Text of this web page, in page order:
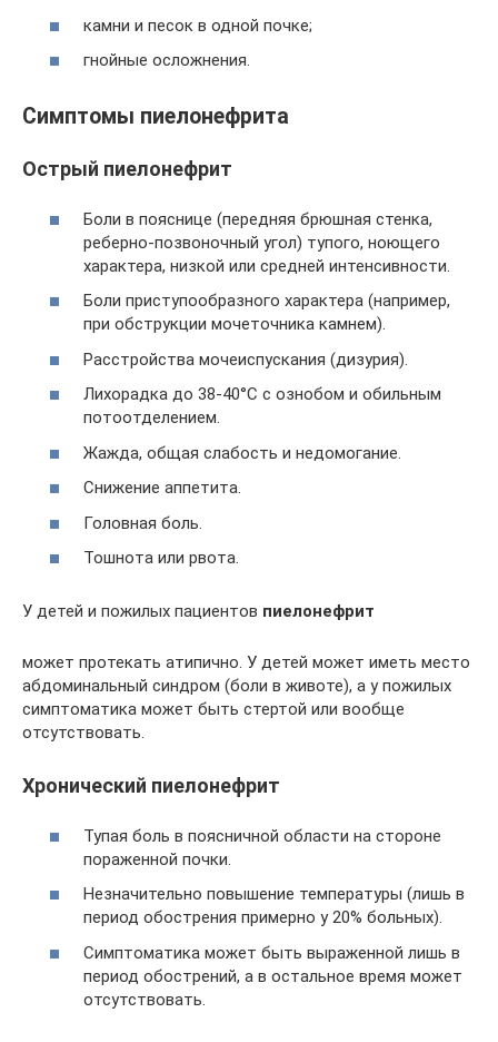
камни и песок в одной почке;
гнойные осложнения.
Симптомы пиелонефрита
Острый пиелонефрит
Боли в пояснице (передняя брюшная стенка,
реберно-позвоночный угол) тупого, ноющего
характера, низкой или средней интенсивности.
Боли приступообразного характера (например,
при обструкции мочеточника камнем).
Расстройства мочеиспускания (дизурия).
Лихорадка до 38-40°С с ознобом и обильным
потоотделением.
Жажда, общая слабость и недомогание.
Снижение аппетита.
Головная боль.
Тошнота или рвота.
У детей и пожилых пациентов пиелонефрит
может протекать атипично. У детей может иметь место
абдоминальный синдром (боли в животе), а у пожилых
симптоматика может быть стертой или вообще
отсутствовать.
Хронический пиелонефрит
Тупая боль в поясничной области на стороне
пораженной почки.
Незначительно повышение температуры (лишь в
период обострения примерно у 20% больных).
Симптоматика может быть выраженной лишь в
период обострений, а в остальное время может
отсутствовать.